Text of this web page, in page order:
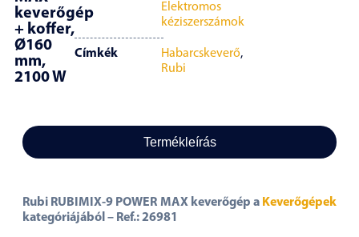
keverőgép
+ koffer,
Ø160
mm,
2100 W
Elektromos
kéziszerszámok
Címkék Habarcskeverő,
Rubi
Termékleírás
Rubi RUBIMIX-9 POWER MAX keverőgép a Keverőgépek
kategóriájából – Ref.: 26981